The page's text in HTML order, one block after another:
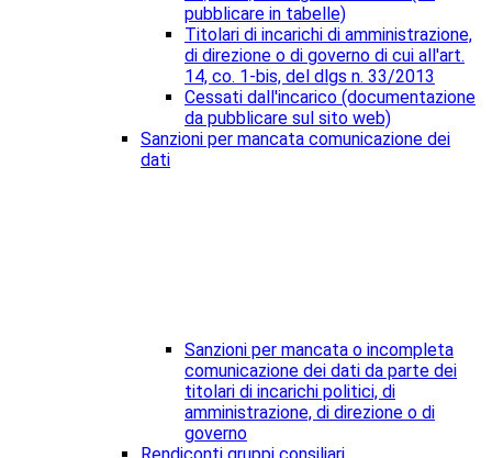
pubblicare in tabelle)
Titolari di incarichi di amministrazione,
di direzione o di governo di cui all'art.
14, co. 1-bis, del dlgs n. 33/2013
Cessati dall'incarico (documentazione
da pubblicare sul sito web)
Sanzioni per mancata comunicazione dei
dati
Sanzioni per mancata o incompleta
comunicazione dei dati da parte dei
titolari di incarichi politici, di
amministrazione, di direzione o di
governo